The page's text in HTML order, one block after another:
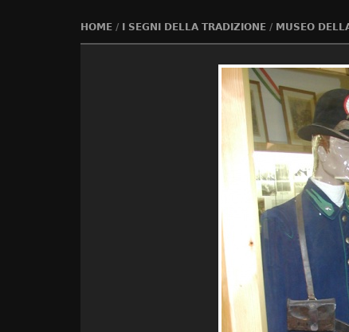
HOME/ I SEGNI DELLA TRADIZIONE/ MUSEO